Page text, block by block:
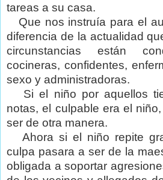
tareas a su casa.
Que nos instruía para el
diferencia de la actualidad
circunstancias están
cocineras, confidentes,
sexo y administradoras.
Si el niño por aquellos
notas, el culpable era el
ser de otra manera.
Ahora si el niño repite
culpa pasara a ser de la
obligada a soportar